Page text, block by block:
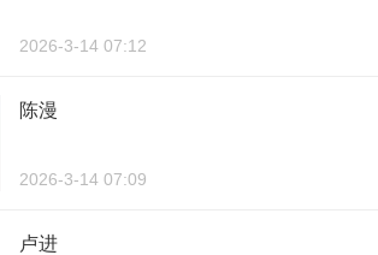
2026-3-14 07:12
陈漫
2026-3-14 07:09
卢进